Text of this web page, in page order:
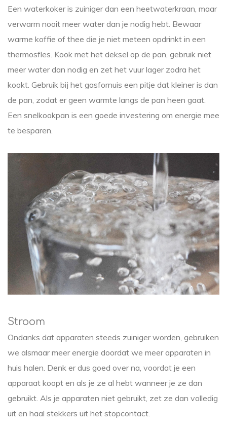
Een waterkoker is zuiniger dan een heetwaterkraan, maar
verwarm nooit meer water dan je nodig hebt. Bewaar
warme koffie of thee die je niet meteen opdrinkt in een
thermosfles. Kook met het deksel op de pan, gebruik niet
meer water dan nodig en zet het vuur lager zodra het
kookt. Gebruik bij het gasfornuis een pitje dat kleiner is dan
de pan, zodat er geen warmte langs de pan heen gaat.
Een snelkookpan is een goede investering om energie mee
te besparen.
Stroom
Ondanks dat apparaten steeds zuiniger worden, gebruiken
we alsmaar meer energie doordat we meer apparaten in
huis halen. Denk er dus goed over na, voordat je een
apparaat koopt en als je ze al hebt wanneer je ze dan
gebruikt. Als je apparaten niet gebruikt, zet ze dan volledig
uit en haal stekkers uit het stopcontact.